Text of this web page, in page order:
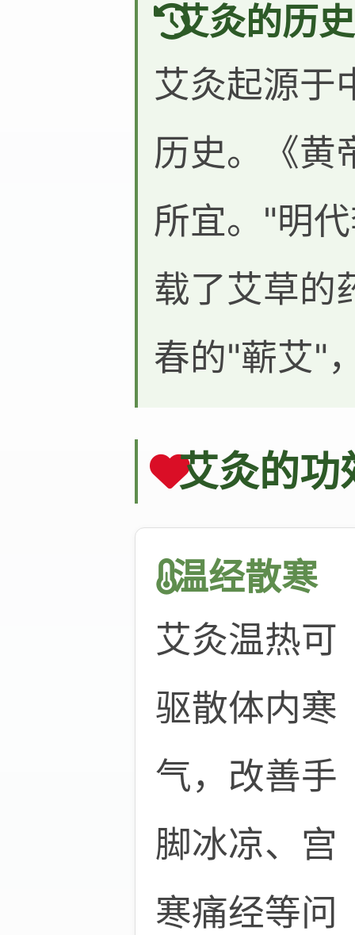
艾灸的历史
艾灸起源于
历史。《黄
所宜。"明
载了艾草的
春的"蕲艾"
艾灸的功
温经散寒
艾灸温热可
驱散体内寒
气，改善手
脚冰凉、宫
寒痛经等问